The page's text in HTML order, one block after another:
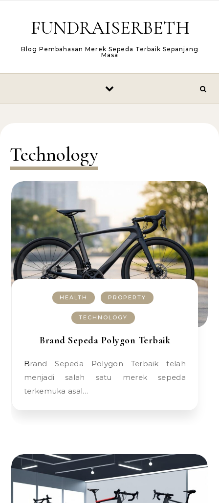
FUNDRAISERBETH
Blog Pembahasan Merek Sepeda Terbaik Sepanjang
Masa
Technology
HEALTH PROPERTY
TECHNOLOGY
Brand Sepeda Polygon Terbaik
Brand Sepeda Polygon Terbaik telah
menjadi salah satu merek sepeda
terkemuka asal…